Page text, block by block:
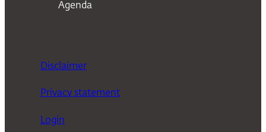
Agenda
Disclaimer
Privacy statement
Login